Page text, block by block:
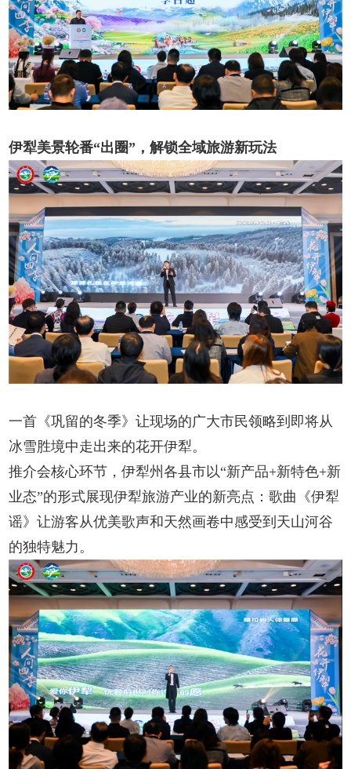
伊犁美景轮番“出圈”，解锁全域旅游新玩法
一首《巩留的冬季》让现场的广大市民领略到即将从
冰雪胜境中走出来的花开伊犁。
推介会核心环节，伊犁州各县市以“新产品+新特色+新
业态”的形式展现伊犁旅游产业的新亮点：歌曲《伊犁
谣》让游客从优美歌声和天然画卷中感受到天山河谷
的独特魅力。